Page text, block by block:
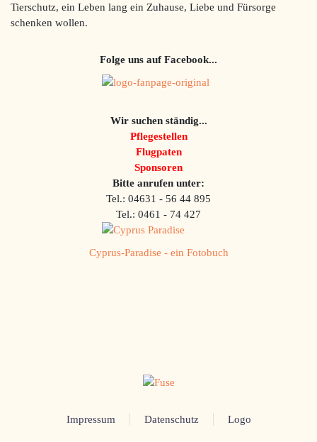
Tierschutz, ein Leben lang ein Zuhause, Liebe und Fürsorge
schenken wollen.
Folge uns auf Facebook...
Wir suchen ständig...
Pflegestellen
Flugpaten
Sponsoren
Bitte anrufen unter:
Tel.: 04631 - 56 44 895
Tel.: 0461 - 74 427
Cyprus-Paradise - ein Fotobuch
Impressum Datenschutz Logo